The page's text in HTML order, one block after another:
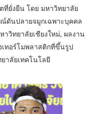
ที่ยั่งยืน โดย มหาวิทยาลัย
ดันปลายจมูกเฉพาะบุคคล
วิทยาลัยเชียงใหม่, ผลงาน
ทอร์โมพลาสติกที่ขึ้นรูป
าลัยเทคโนโลยี